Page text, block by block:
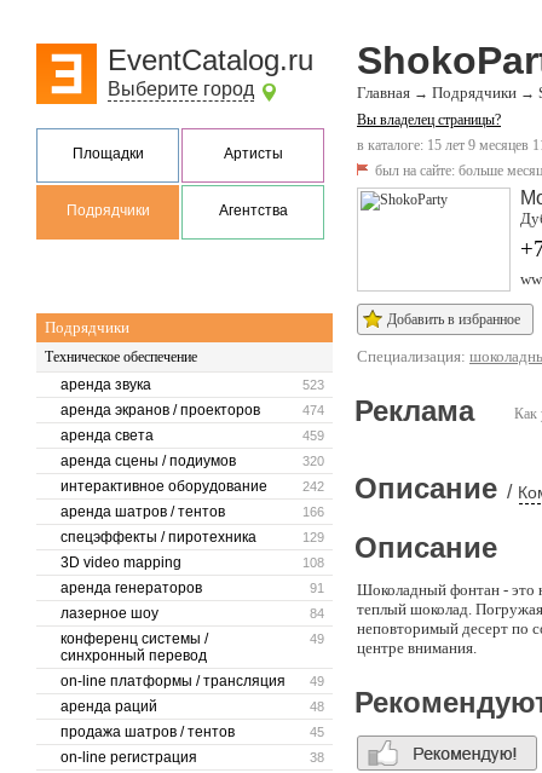
EventCatalog.ru
Выберите город
Площадки Артисты
Подрядчики Агентства
Подрядчики
Техническое обеспечение
523
аренда звука
474
аренда экранов / проекторов
459
аренда света
320
аренда сцены / подиумов
242
интерактивное оборудование
166
аренда шатров / тентов
129
спецэффекты / пиротехника
108
3D video mapping
91
аренда генераторов
84
лазерное шоу
49
конференц системы /
синхронный перевод
49
on-line платформы / трансляция
48
аренда раций
45
продажа шатров / тентов
38
on-line регистрация
Главная → Подрядчики →
Вы владелец страницы?
в каталоге: 15 лет 9 месяцев
был на сайте: больше
Добавить в избранное
Специализация:
Как
Реклама
Описание /
Описание
Шоколадный фонтан - это
теплый шоколад.
неповторимый десерт по
центре внимания.